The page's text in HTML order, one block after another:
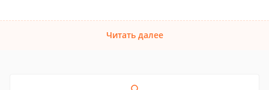
Читать далее